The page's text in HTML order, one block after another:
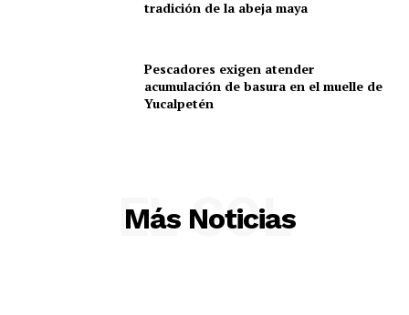
tradición de la abeja maya
Pescadores exigen atender
acumulación de basura en el muelle de
Yucalpetén
Más Noticias
EL SOL